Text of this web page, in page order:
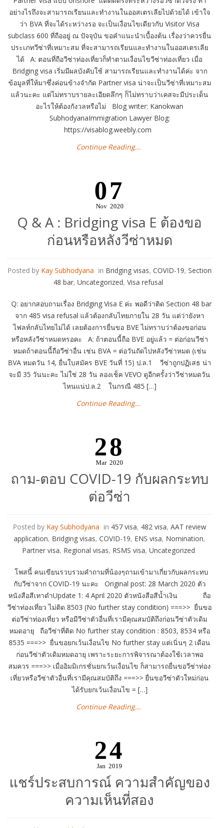
อย่างไรถึงจะสามารถเรียนและทำงานในออสเตรเลียไปด้วยได้ เข้าใจ
ว่า BVA ที่จะได้ระหว่างรอ จะเป็นเงื่อนไขเดียวกับ Visitor Visa
subclass 600 ที่ถืออยู่ ณ ปัจจุบัน ขอคำแนะนำเบื้องต้น เรื่องว่าควรยื่น
ประเภทวีซ่าที่เหมาะสม ที่จะสามารถเรียนและทำงานในออสเตรเลีย
ได้ A: ตอนที่ถือวีซ่าท่องเที่ยวก็ทำตามเงื่อนไขวีซ่าท่องเที่ยว เมื่อ
Bridging visa เริ่มมีผลบังคับใช้ สามารถเรียนและทำงานได้ค่ะ จาก
ข้อมูลที่ให้มาซึ่งค่อนข้างจำกัด Partner visa น่าจะเป็นวีซ่าที่เหมาะสม
แล้วนะคะ แต่ไม่ทราบรายละเอียดลึกๆ ก็ไม่ทราบว่าเคสจะมีประเด็น
อะไรให้ต้องกังวลหรือไม่ Blog writer: Kanokwan
SubhodyanaImmigration Lawyer Blog:
https://visablog.weebly.com
Continue Reading...
07
Nov 2020
Q & A : Bridging visa E ต้องขอ
ก่อนหรือหลังวีซ่าหมด
Posted by Kay Subhodyana in Bridging visas, COVID-19, Section
48 bar, Uncategorized, Visa refusal
Q: อยากสอบถามเรื่อง Bridging Visa E ค่ะ พอดีว่าติด Section 48 bar
จาก 485 visa refusal แล้วต้องกลับไทยภายใน 28 วัน แต่ว่ายังหา
ไฟลท์กลับไทยไม่ได้ เลยต้องการยื่นขอ BVE ไม่ทราบว่าต้องขอก่อน
หรือหลังวีซ่าหมดหรอคะ A: ถ้าตอนนี้ถือ BVE อยู่แล้ว = ต่อก่อนวีซ่า
หมดถ้าตอนนี้ถือวีซ่าอื่น เช่น BVA = ต่อวันถัดไปหลังวีซ่าหมด (เช่น
BVA หมดวัน 14, ยื่นใบสมัคร BVE วันที่ 15) ป.ล.1 วีซ่าถูกปฏิเสธ น่า
จะมี 35 วันนะคะ ไม่ใช่ 28 วัน ลองเช็ค VEVO ดูอีกครั้งว่าวีซ่าหมดวัน
ไหนแน่ป.ล.2 ในกรณี 485 […]
Continue Reading...
28
Mar 2020
ถาม-ตอบ COVID-19 กับผลกระทบ
ต่อวีซ่า
Posted by Kay Subhodyana in 457 visa, 482 visa, AAT review
application, Bridging visas, COVID-19, ENS visa, Nomination,
Partner visa, Regional visas, RSMS visa, Uncategorized
โพสนี้ คนเขียนรวบรวมคำถามที่น้องๆถามเข้ามาเกี่ยวกับผลกระทบ
กับวีซ่าจาก COVID-19 นะคะ Original post: 28 March 2020 ตัว
หนังสือสีเทาดำUpdate 1: 4 April 2020 ตัวหนังสือสีน้ำเงิน ถือ
วีซ่าท่องเที่ยว ไม่ติด 8503 (No further stay condition) ===>> ยื่นขอ
ต่อวีซ่าท่องเที่ยว หรือมีวีซ่าตัวอื่นที่เรามีคุณสมบัติถึงก่อนวีซ่าตัวเดิม
หมดอายุ ถือวีซ่าที่ติด No further stay condition : 8503, 8534 หรือ
8535 ===>> ยื่นขอยกเว้นเงื่อนไข No further stay แต่เนิ่นๆ 2 เดือน
ก่อนวีซ่าตัวเดิมหมดอายุ เพราะระยะการพิจารณาต้องใช้เวลาพอ
สมควร ===>> เมื่ออิมมิเกรชั่นยกเว้นเงื่อนไข ก็สามารถยื่นขอวีซ่าท่อง
เที่ยวหรือวีซ่าตัวอื่นที่เรามีคุณสมบัติถึง ===>> ยื่นขอวีซ่าตัวใหม่ก่อน
ได้รับยกเว้นเงื่อนไข = […]
Continue Reading...
24
Jan 2019
แชร์ประสบการณ์ ความสำคัญของ
ความเห็นที่สอง